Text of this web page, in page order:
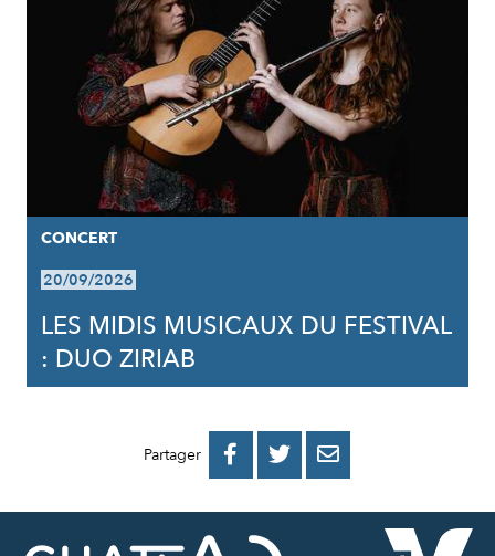
CONCERT
20/09/2026
LES MIDIS MUSICAUX DU FESTIVAL
: DUO ZIRIAB
Partager 
PARTAGER
FACEBOOK
PARTAGER
PARTAGER